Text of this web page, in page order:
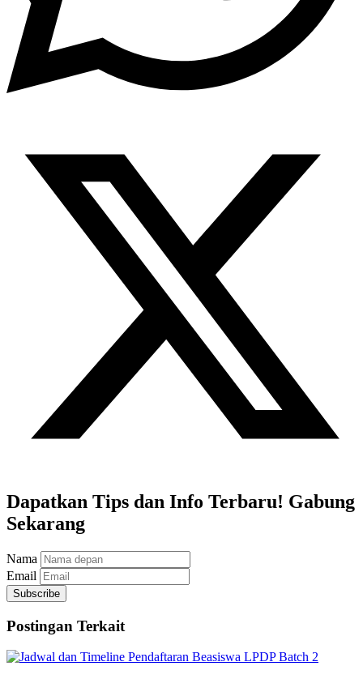
Dapatkan Tips dan Info Terbaru! Gabung
Sekarang
Nama
Email
Subscribe
Postingan Terkait